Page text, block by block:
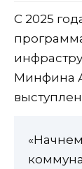
С 2025
Минфина